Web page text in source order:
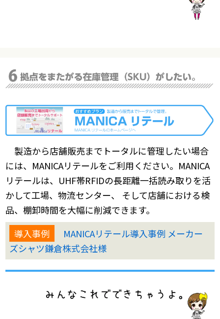
製造から店舗販売までトータルに管理したい場合
には、MANICAリテールをご利用ください。MANICA
リテールは、UHF帯RFIDの長距離一括読み取りを活
かして工場、物流センター、 そして店舗における検
品、棚卸時間を大幅に削減できます。
導入事例
MANICAリテール導入事例 メーカー
ズシャツ鎌倉株式会社様